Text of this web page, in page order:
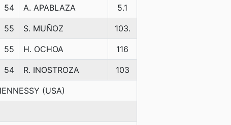
54 A. APABLAZA 5.1
55 S. MUÑOZ 103.
55 H. OCHOA 116
54 R. INOSTROZA 103
(USA)